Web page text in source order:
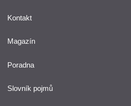
Kontakt
Magazín
Poradna
Slovník pojmů